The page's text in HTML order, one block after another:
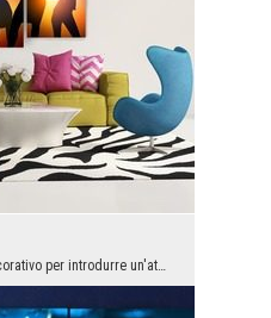
Un modo estremamente decorativo per introdurre un'atmosfera rilassata all'interno di una casa e u...